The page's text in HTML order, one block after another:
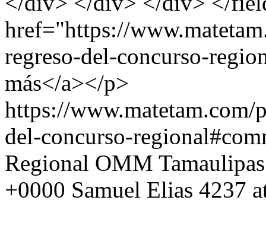
href="https://
regreso-del-concurso-
más</a></p>
https://www.matetam.com/
del-concurso-
Regional OMM
+0000 Samuel Elias 4237